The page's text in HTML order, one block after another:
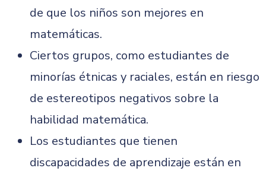
de que los niños son mejores en
matemáticas.
Ciertos grupos, como estudiantes de
minorías étnicas y raciales, están en riesgo
de estereotipos negativos sobre la
habilidad matemática.
Los estudiantes que tienen
discapacidades de aprendizaje están en